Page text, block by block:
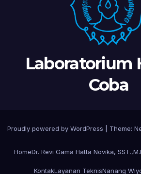
Laboratorium
Coba
Proudly powered by WordPress Theme:
HomeDr. Revi Gama Hatta Novika,
KontakLayanan TeknisNanang